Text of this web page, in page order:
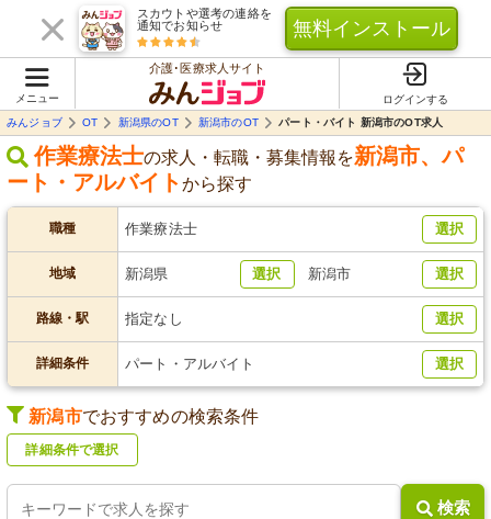
スカウトや選考の連絡を
通知でお知らせ
無料インストール
メニュー
介護･医療求人サイト
ログインする
みんジョブ
OT 新潟県のOT 新潟市のOT パート・バイト 新潟市のOT求人
作業療法士の求人・転職・募集情報を新潟市、パ
ート・アルバイトから探す
職種 作業療法士 選択
地域 新潟県 選択 新潟市 選択
路線・駅 指定なし 選択
詳細条件 パート・アルバイト 選択
新潟市でおすすめの検索条件
詳細条件で選択
検索